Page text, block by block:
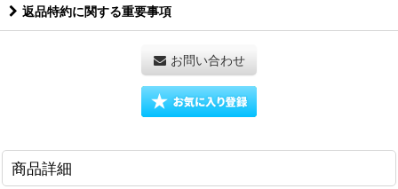
返品特約に関する重要事項
お問い合わせ
商品詳細